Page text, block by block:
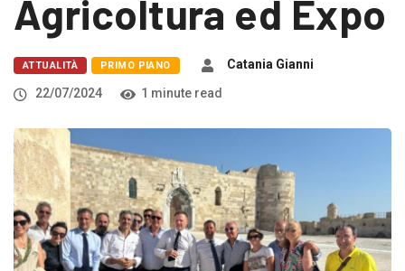
Agricoltura ed Expo
ATTUALITÀ PRIMO PIANO
Catania Gianni
22/07/2024
1 minute read